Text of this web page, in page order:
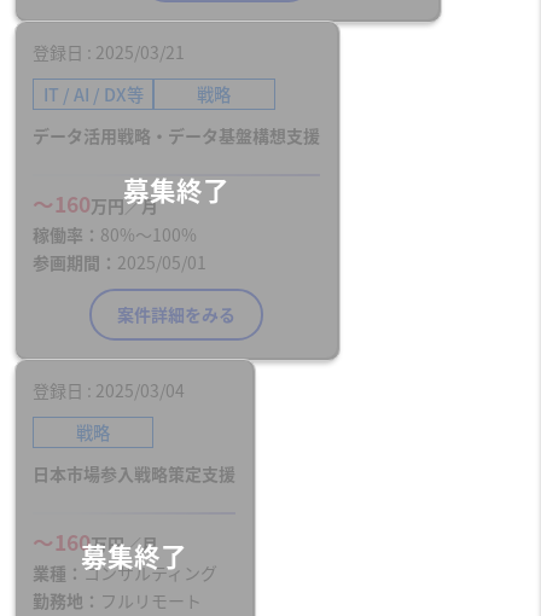
登録日 2025/03/21
IT / AI / DX等 戦略
データ活用戦略・データ基盤構想支援
〜160万円／月
稼働率
80%〜100%
参画期間
2025/05/01
案件詳細をみる
登録日 2025/03/04
戦略
日本市場参入戦略策定支援
〜160万円／月
業種
コンサルティング
勤務地
フルリモート